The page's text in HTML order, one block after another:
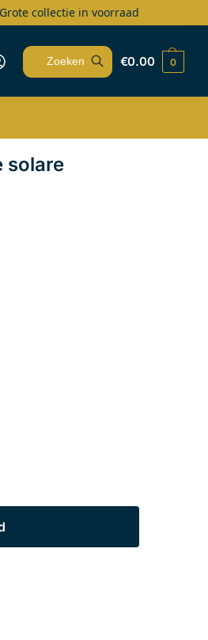
Grote collectie in voorraad
€0.00 0
solare